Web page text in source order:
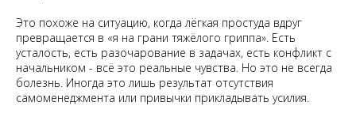
Это похоже на ситуацию, когда лёгкая простуда вдруг
превращается в «я на грани тяжёлого гриппа». Есть
усталость, есть разочарование в задачах, есть конфликт с
начальником - всё это реальные чувства. Но это не всегда
болезнь. Иногда это лишь результат отсутствия
самоменеджмента или привычки прикладывать усилия.